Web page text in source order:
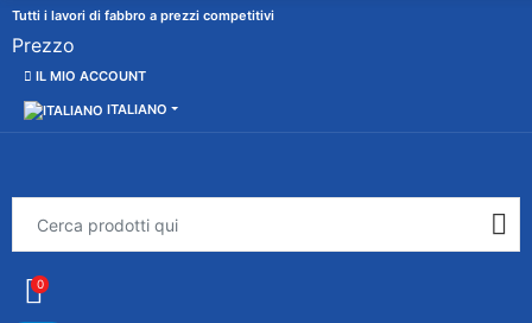
Tutti i lavori di fabbro a prezzi competitivi
Prezzo
IL MIO ACCOUNT
ITALIANO
0